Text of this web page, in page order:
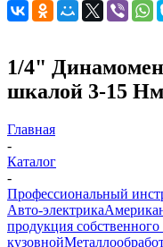
1/4"
шкалой 3-15 Нм
Главная
-
Каталог
-
Профессиональный
Авто-электрика
продукция собственного
кузовной